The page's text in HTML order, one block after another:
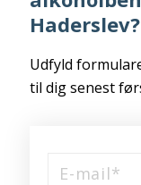
Haderslev?
Udfyld
til dig senest